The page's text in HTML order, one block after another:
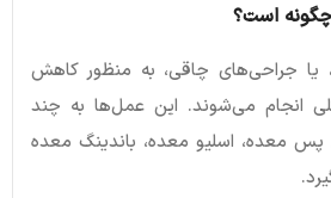
است؟
یا جراحی‌های چاقی، به منظور کاهش
انجام می‌شوند. این عمل‌ها به چند
معده، اسلیو معده، باندینگ معده